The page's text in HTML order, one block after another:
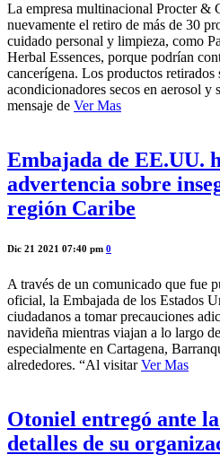
La empresa multinacional Procter &
nuevamente el retiro de más de 30
cuidado personal y limpieza, como
Herbal Essences, porque podrían
cancerígena. Los productos retirados
acondicionadores secos en aerosol
mensaje de Ver Mas
Embajada de EE.UU.
advertencia sobre
región Caribe
Dic 21 2021 07:40 pm 0
A través de un comunicado que fue
oficial, la Embajada de los Estados
ciudadanos a tomar precauciones
navideña mientras viajan a lo largo
especialmente en Cartagena,
alrededores. “Al visitarVer Mas
Otoniel entregó ante
detalles de su